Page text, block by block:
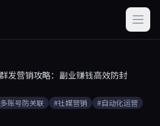
发营销攻略：副业赚钱高效防封
账号防关联 #社媒营销
#自动化运营